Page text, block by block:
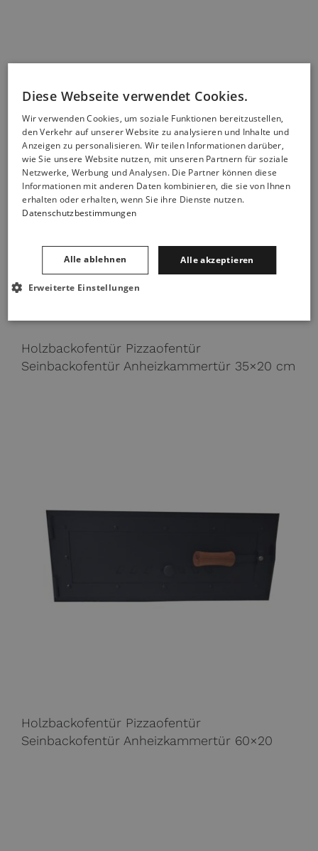
Holzbackofentür Pizzaofentür
Seinbackofentür Anheizkammertür 35×20 cm
Holzbackofentür Pizzaofentür
Seinbackofentür Anheizkammertür 60×20
Diese Webseite verwendet Cookies.
Wir verwenden Cookies, um soziale Funktionen bereitzustellen,
den Verkehr auf unserer Website zu analysieren und Inhalte und
Anzeigen zu personalisieren. Wir teilen Informationen darüber,
wie Sie unsere Website nutzen, mit unseren Partnern für soziale
Netzwerke, Werbung und Analysen. Die Partner können diese
Informationen mit anderen Daten kombinieren, die sie von Ihnen
erhalten oder erhalten, wenn Sie ihre Dienste nutzen.
Datenschutzbestimmungen
Alle akzeptieren
Alle ablehnen
Erweiterte Einstellungen